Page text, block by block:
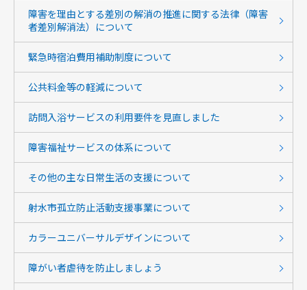
障害を理由とする差別の解消の推進に関する法律（障害
者差別解消法）について
緊急時宿泊費用補助制度について
公共料金等の軽減について
訪問入浴サービスの利用要件を見直しました
障害福祉サービスの体系について
その他の主な日常生活の支援について
射水市孤立防止活動支援事業について
カラーユニバーサルデザインについて
障がい者虐待を防止しましょう